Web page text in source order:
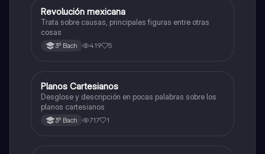
Otros
Revolución mexicana
Trata sobre causas, principales figuras entre otras
cosas
3º Bach 419 5
Otros
Planos Cartesianos
Desglose y descripción en pocas palabras sobre los
planos cartesianos
3º Bach 717 1